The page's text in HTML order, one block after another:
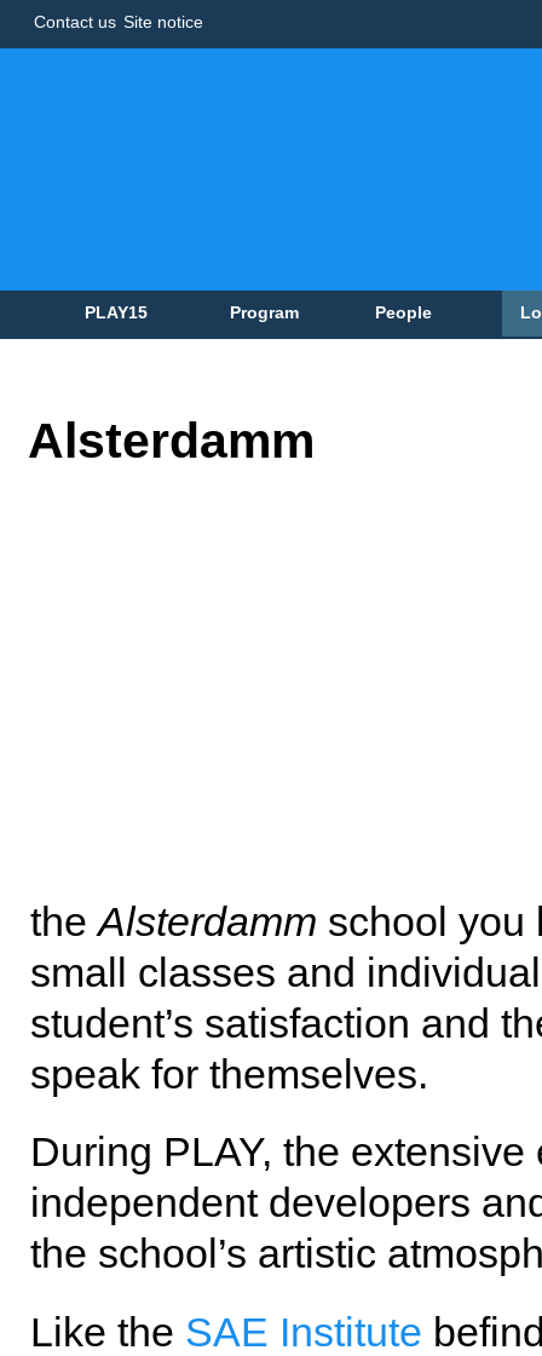
Contact us Site notice
PLAY15 Program People
Alsterdamm
theAlsterdamm school you
small classes and
student’s satisfaction and
speak for themselves.
During PLAY, the
independent developers
the school’s artistic
Like the SAE Institute